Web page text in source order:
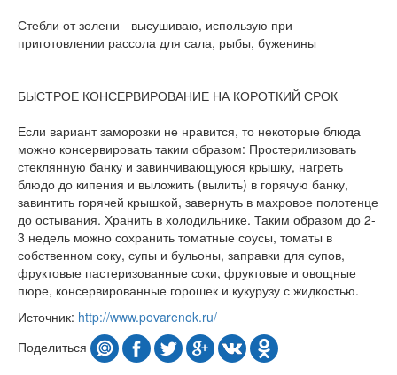
Стебли от зелени - высушиваю, использую при
приготовлении рассола для сала, рыбы, буженины
БЫСТРОЕ КОНСЕРВИРОВАНИЕ НА КОРОТКИЙ СРОК
Если вариант заморозки не нравится, то некоторые блюда
можно консервировать таким образом: Простерилизовать
стеклянную банку и завинчивающуюся крышку, нагреть
блюдо до кипения и выложить (вылить) в горячую банку,
завинтить горячей крышкой, завернуть в махровое полотенце
до остывания. Хранить в холодильнике. Таким образом до 2-
3 недель можно сохранить томатные соусы, томаты в
собственном соку, супы и бульоны, заправки для супов,
фруктовые пастеризованные соки, фруктовые и овощные
пюре, консервированные горошек и кукурузу с жидкостью.
Источник: http://www.povarenok.ru/
Поделиться